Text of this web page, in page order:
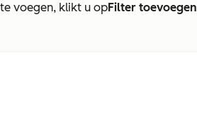
voegen, klikt u opFilter toevoegen